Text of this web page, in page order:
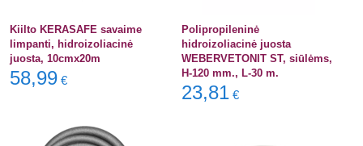
Kiilto KERASAFE savaime
limpanti, hidroizoliacinė
juosta, 10cmx20m
58,99 €
Polipropileninė
hidroizoliacinė juosta
WEBERVETONIT ST, siūlėms,
H-120 mm., L-30 m.
23,81 €